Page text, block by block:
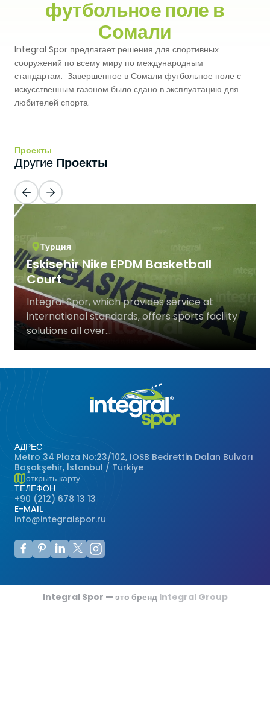
Легкоатлетические Дорожки
Падельные Корты
Падельн Клубы
Корт для Пиклбола
Теннисные Корты
Стальные Трибуны
Баскетбольные Корты
Волейбольные Корты
Гандбольные Корты
Многофункциональные Поля
Хоккейные Поля
Бейсбольные Поля
Регби Поля
Бадминтонные Корты
Футзальные Корты
Американский Футбол
Premium
Monoturf
PowerGrass
Падел Турф
Теннисная Трава
Гибридная Трава
Натуральная Трава
Система Напылительного Покрытия
Полное ПУ покрытие
ПУ Покрытие
Акриловое Покрытие
Модульное Резиновое Покрытие
Дренированный Шокпад
ПЭ Шокпад
футбольное поле в
Сомали
Integral Spor предлагает решения для спортивных
сооружений по всему миру по международным
стандартам. Завершенное в Сомали футбольное поле с
искусственным газоном было сдано в эксплуатацию для
любителей спорта.
Проекты
Другие Проекты
Турция
Eskisehir Nike EPDM Basketball
Court
Integral Spor, which provides service at
international standards, offers sports facility
solutions all over...
АДРЕС
Metro 34 Plaza No:23/102, İOSB Bedrettin Dalan Bulvarı
Başakşehir, İstanbul / Türkiye
открыть карту
ТЕЛЕФОН
+90 (212) 678 13 13
E-MAIL
info@integralspor.ru
Integral Spor — это бренд Integral Group